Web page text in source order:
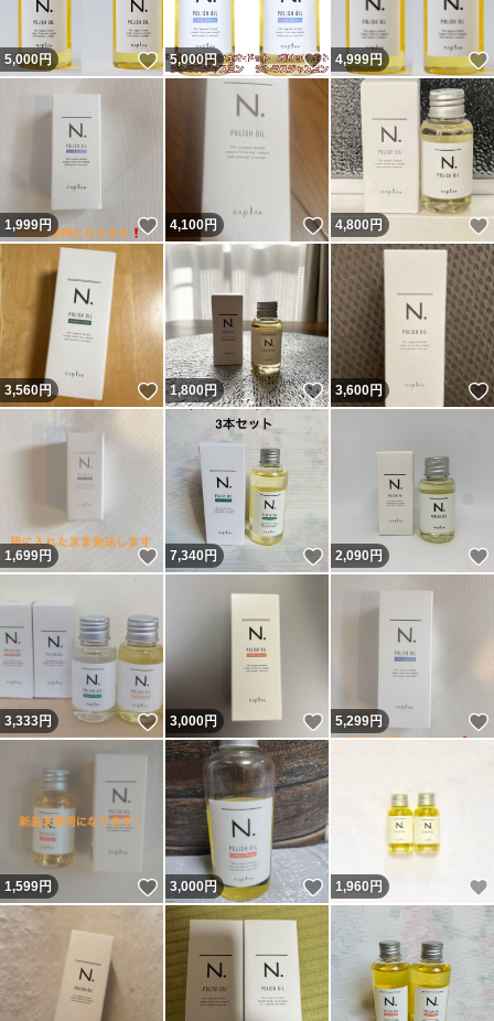
5,000円 いいね！
5,000円 いいね！
4,999円
1,999円 いいね！
4,100円 いいね！
4,800円
3,560円 いいね！
1,800円 いいね！
3,600円
1,699円 いいね！
7,340円 いいね！
2,090円
3,333円 いいね！
3,000円 いいね！
5,299円
1,599円 いいね！
3,000円 いいね！
1,960 円